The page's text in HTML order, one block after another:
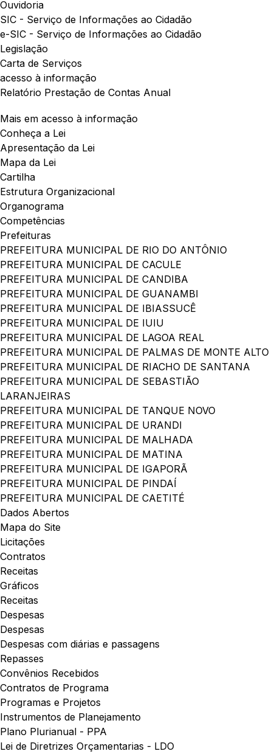
Ouvidoria
SIC - Serviço de Informações ao Cidadão
e-SIC - Serviço de Informações ao Cidadão
Legislação
Carta de Serviços
acesso à informação
Relatório Prestação de Contas Anual
Mais em acesso à informação
Conheça a Lei
Apresentação da Lei
Mapa da Lei
Cartilha
Estrutura Organizacional
Organograma
Competências
Prefeituras
PREFEITURA MUNICIPAL DE RIO DO ANTÔNIO
PREFEITURA MUNICIPAL DE CACULE
PREFEITURA MUNICIPAL DE CANDIBA
PREFEITURA MUNICIPAL DE GUANAMBI
PREFEITURA MUNICIPAL DE IBIASSUCÊ
PREFEITURA MUNICIPAL DE IUIU
PREFEITURA MUNICIPAL DE LAGOA REAL
PREFEITURA MUNICIPAL DE PALMAS DE MONTE ALTO
PREFEITURA MUNICIPAL DE RIACHO DE SANTANA
PREFEITURA MUNICIPAL DE SEBASTIÃO
LARANJEIRAS
PREFEITURA MUNICIPAL DE TANQUE NOVO
PREFEITURA MUNICIPAL DE URANDI
PREFEITURA MUNICIPAL DE MALHADA
PREFEITURA MUNICIPAL DE MATINA
PREFEITURA MUNICIPAL DE IGAPORÃ
PREFEITURA MUNICIPAL DE PINDAÍ
PREFEITURA MUNICIPAL DE CAETITÉ
Dados Abertos
Mapa do Site
Licitações
Contratos
Receitas
Gráficos
Receitas
Despesas
Despesas
Despesas com diárias e passagens
Repasses
Convênios Recebidos
Contratos de Programa
Programas e Projetos
Instrumentos de Planejamento
Plano Plurianual - PPA
Lei de Diretrizes Orçamentarias - LDO